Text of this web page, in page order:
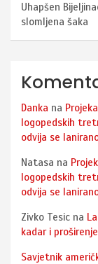
Uhapšen
slomljena šaka
Danka na
logopedskih
odvija se
Natasa na
logopedskih
odvija se
Zivko Tesic na
kadar i
Savjetnik